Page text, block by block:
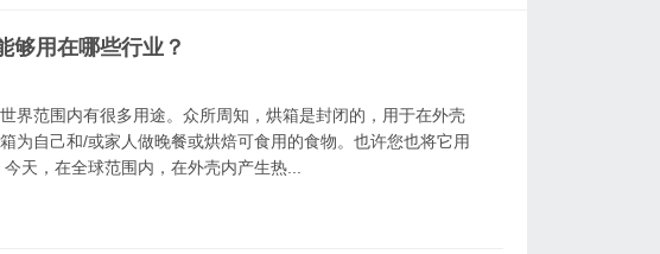
够用在哪些行业？
界范围内有很多用途。众所周知，烘箱是封闭的，用于在外壳
为自己和/或家人做晚餐或烘焙可食用的食物。也许您也将它用
天，在全球范围内，在外壳内产生热...